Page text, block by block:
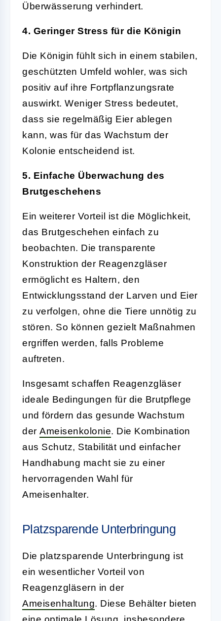
Überwässerung verhindert.
4. Geringer Stress für die Königin
Die Königin fühlt sich in einem stabilen,
geschützten Umfeld wohler, was sich
positiv auf ihre Fortpflanzungsrate
auswirkt. Weniger Stress bedeutet,
dass sie regelmäßig Eier ablegen
kann, was für das Wachstum der
Kolonie entscheidend ist.
5. Einfache Überwachung des
Brutgeschehens
Ein weiterer Vorteil ist die Möglichkeit,
das Brutgeschehen einfach zu
beobachten. Die transparente
Konstruktion der Reagenzgläser
ermöglicht es Haltern, den
Entwicklungsstand der Larven und Eier
zu verfolgen, ohne die Tiere unnötig zu
stören. So können gezielt Maßnahmen
ergriffen werden, falls Probleme
auftreten.
Insgesamt schaffen Reagenzgläser
ideale Bedingungen für die Brutpflege
und fördern das gesunde Wachstum
der Ameisenkolonie. Die Kombination
aus Schutz, Stabilität und einfacher
Handhabung macht sie zu einer
hervorragenden Wahl für
Ameisenhalter.
Platzsparende Unterbringung
Die platzsparende Unterbringung ist
ein wesentlicher Vorteil von
Reagenzgläsern in der
Ameisenhaltung. Diese Behälter bieten